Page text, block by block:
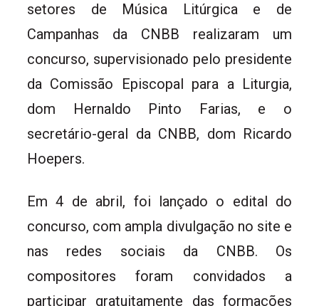
setores de Música Litúrgica e de
Campanhas da CNBB realizaram um
concurso, supervisionado pelo presidente
da Comissão Episcopal para a Liturgia,
dom Hernaldo Pinto Farias, e o
secretário-geral da CNBB, dom Ricardo
Hoepers.
Em 4 de abril, foi lançado o edital do
concurso, com ampla divulgação no site e
nas redes sociais da CNBB. Os
compositores foram convidados a
participar gratuitamente das formações